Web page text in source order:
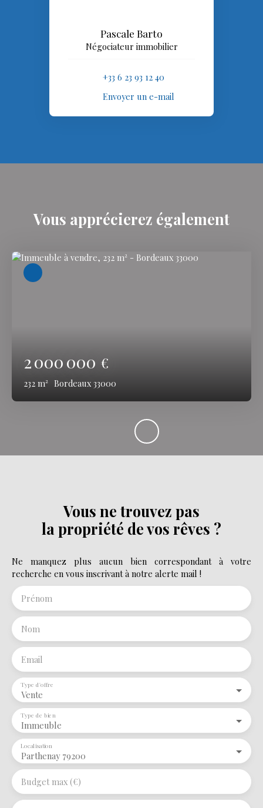
Pascale Barto
Négociateur immobilier
+33 6 23 93 12 40
Envoyer un e-mail
Vous apprécierez également
2 000 000 €
232 m² Bordeaux 33000
Vous ne trouvez pas
la propriété de vos rêves ?
Ne manquez plus aucun bien correspondant à votre
recherche en vous inscrivant à notre alerte mail !
Prénom
Nom
Email
Vente
Type d'offre
Immeuble
Type de bien
Parthenay 79200
Localisation
Budget max (€)